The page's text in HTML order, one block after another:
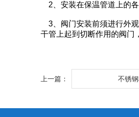
2、安装在保温管道上的各
3、阀门安装前须进行外
干管上起到切断作用的阀门
上一篇： 不锈